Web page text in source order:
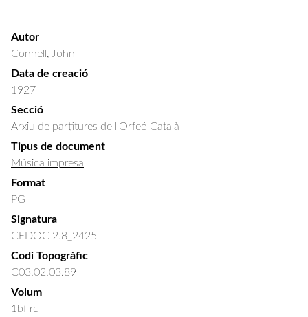
Autor
Connell, John
Data de creació
1927
Secció
Arxiu de partitures de l'Orfeó Català
Tipus de document
Música impresa
Format
PG
Signatura
CEDOC 2.8_2425
Codi Topogràfic
C03.02.03.89
Volum
1bf rc